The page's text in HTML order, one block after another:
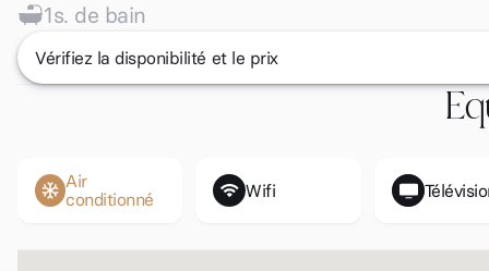
1s. de bain
Vérifiez la disponibilité et le prix
Air
conditionné
Wifi